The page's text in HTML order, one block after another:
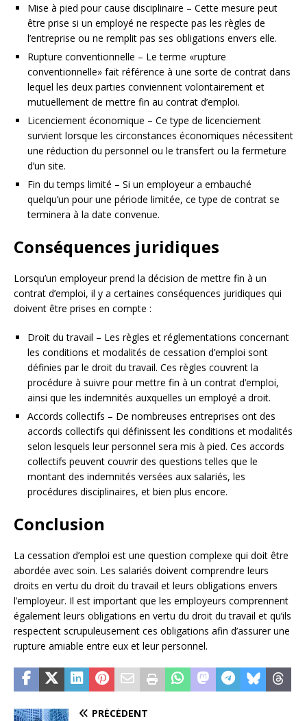
Mise à pied pour cause disciplinaire – Cette mesure peut
être prise si un employé ne respecte pas les règles de
l’entreprise ou ne remplit pas ses obligations envers elle.
Rupture conventionnelle – Le terme «rupture
conventionnelle» fait référence à une sorte de contrat dans
lequel les deux parties conviennent volontairement et
mutuellement de mettre fin au contrat d’emploi.
Licenciement économique – Ce type de licenciement
survient lorsque les circonstances économiques nécessitent
une réduction du personnel ou le transfert ou la fermeture
d’un site.
Fin du temps limité – Si un employeur a embauché
quelqu’un pour une période limitée, ce type de contrat se
terminera à la date convenue.
Conséquences juridiques
Lorsqu’un employeur prend la décision de mettre fin à un
contrat d’emploi, il y a certaines conséquences juridiques qui
doivent être prises en compte :
Droit du travail – Les règles et réglementations concernant
les conditions et modalités de cessation d’emploi sont
définies par le droit du travail. Ces règles couvrent la
procédure à suivre pour mettre fin à un contrat d’emploi,
ainsi que les indemnités auxquelles un employé a droit.
Accords collectifs – De nombreuses entreprises ont des
accords collectifs qui définissent les conditions et modalités
selon lesquels leur personnel sera mis à pied. Ces accords
collectifs peuvent couvrir des questions telles que le
montant des indemnités versées aux salariés, les
procédures disciplinaires, et bien plus encore.
Conclusion
La cessation d’emploi est une question complexe qui doit être
abordée avec soin. Les salariés doivent comprendre leurs
droits en vertu du droit du travail et leurs obligations envers
l’employeur. Il est important que les employeurs comprennent
également leurs obligations en vertu du droit du travail et qu’ils
respectent scrupuleusement ces obligations afin d’assurer une
rupture amiable entre eux et leur personnel.
PRÉCÉDENT